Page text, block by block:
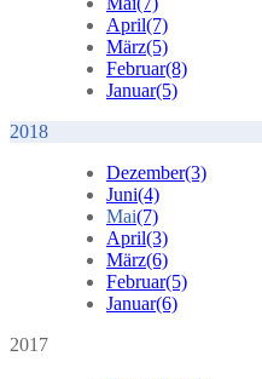
April(7)
März(5)
Februar(8)
Januar(5)
2018
Dezember(3)
Juni(4)
Mai(7)
April(3)
März(6)
Februar(5)
Januar(6)
2017